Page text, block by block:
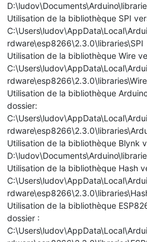
Utilisation de la bibliothèque SPI
rdware\esp8266\2.3.0\libraries\SPI
Utilisation de la bibliothèque Wire
rdware\esp8266\2.3.0\libraries\Wire
Utilisation de la bibliothèque
dossier:
Utilisation de la bibliothèque Blynk
Utilisation de la bibliothèque Hash
Utilisation de la bibliothèque
dossier :